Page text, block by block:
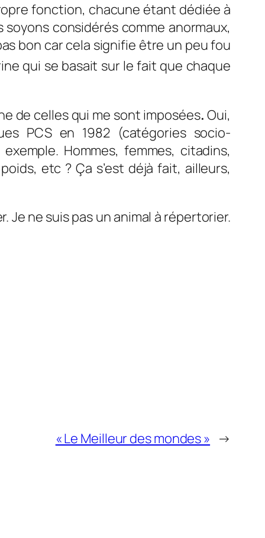
fonction, chacune étant dédiée à
considérés comme anormaux,
bon car cela signifie être un peu fou
qui se basait sur le fait que chaque
de celles qui me sont imposées. Oui,
PCS en 1982 (catégories socio-
Hommes, femmes, citadins,
etc ? Ça s’est déjà fait, ailleurs,
Je ne suis pas un animal à répertorier.
« Le Meilleur des mondes » →